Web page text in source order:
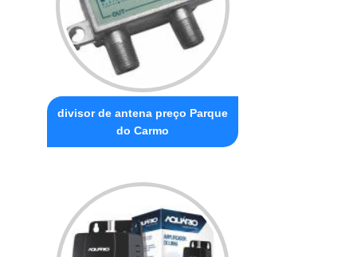
divisor de antena preço Parque
do Carmo